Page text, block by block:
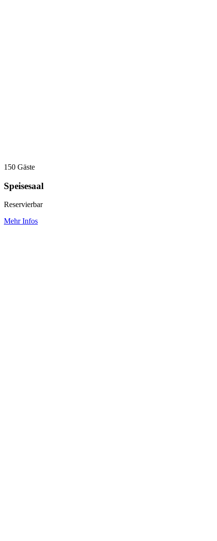
150 Gäste
Speisesaal
Reservierbar
Mehr Infos